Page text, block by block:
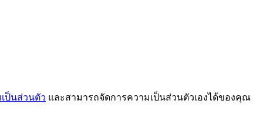
ป็นส่วนตัว และสามารถจัดการความเป็นส่วนตัวเองได้ของคุณ